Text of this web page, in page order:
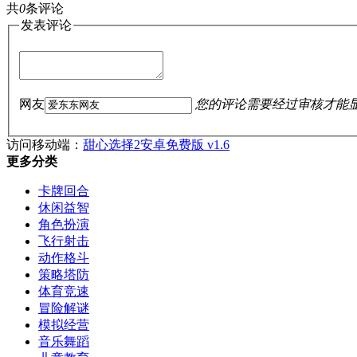
共0条评论
发表评论
网友 您的评论需要经过审核才能
访问移动端： 甜心选择2安卓免费版 v1.6
更多分类
卡牌回合
休闲益智
角色扮演
飞行射击
动作格斗
策略塔防
体育竞速
冒险解谜
模拟经营
音乐舞蹈